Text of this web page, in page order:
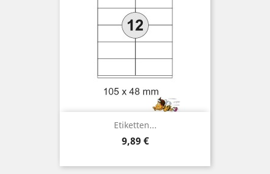
Etiketten...
Preis
9,89 €